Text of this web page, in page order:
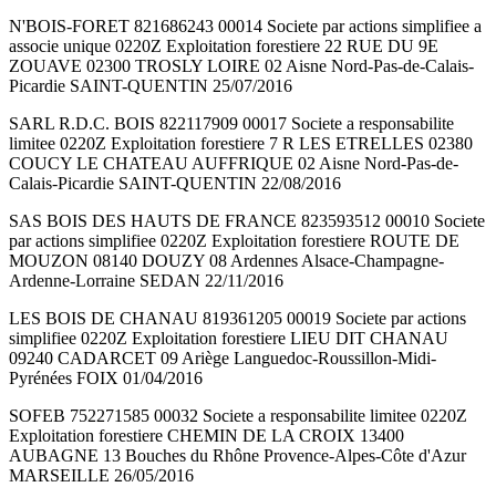
N'BOIS-FORET 821686243 00014 Societe par actions simplifiee a
associe unique 0220Z Exploitation forestiere 22 RUE DU 9E
ZOUAVE 02300 TROSLY LOIRE 02 Aisne Nord-Pas-de-Calais-
Picardie SAINT-QUENTIN 25/07/2016
SARL R.D.C. BOIS 822117909 00017 Societe a responsabilite
limitee 0220Z Exploitation forestiere 7 R LES ETRELLES 02380
COUCY LE CHATEAU AUFFRIQUE 02 Aisne Nord-Pas-de-
Calais-Picardie SAINT-QUENTIN 22/08/2016
SAS BOIS DES HAUTS DE FRANCE 823593512 00010 Societe
par actions simplifiee 0220Z Exploitation forestiere ROUTE DE
MOUZON 08140 DOUZY 08 Ardennes Alsace-Champagne-
Ardenne-Lorraine SEDAN 22/11/2016
LES BOIS DE CHANAU 819361205 00019 Societe par actions
simplifiee 0220Z Exploitation forestiere LIEU DIT CHANAU
09240 CADARCET 09 Ariège Languedoc-Roussillon-Midi-
Pyrénées FOIX 01/04/2016
SOFEB 752271585 00032 Societe a responsabilite limitee 0220Z
Exploitation forestiere CHEMIN DE LA CROIX 13400
AUBAGNE 13 Bouches du Rhône Provence-Alpes-Côte d'Azur
MARSEILLE 26/05/2016